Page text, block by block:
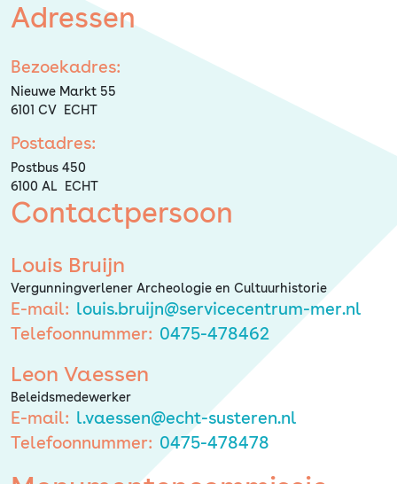
Actueel
Overheid
Erfgoed
Adressen
Bezoekadres:
Nieuwe Markt 55
6101 CV ECHT
Postadres:
Postbus 450
6100 AL ECHT
Contactpersoon
Louis Bruijn
Vergunningverlener Archeologie en Cultuurhistorie
E-mail: louis.bruijn@servicecentrum-mer.nl
Telefoonnummer: 0475-478462
Leon Vaessen
Beleidsmedewerker
E-mail: l.vaessen@echt-susteren.nl
Telefoonnummer: 0475-478478